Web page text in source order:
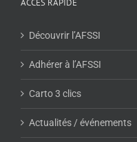
Découvrir l’AFSSI
Adhérer à l’AFSSI
Carto 3 clics
Actualités / événements